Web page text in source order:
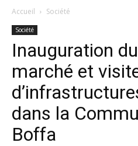
Accueil Société
Société
Inauguration
marché et
dans la
Boffa